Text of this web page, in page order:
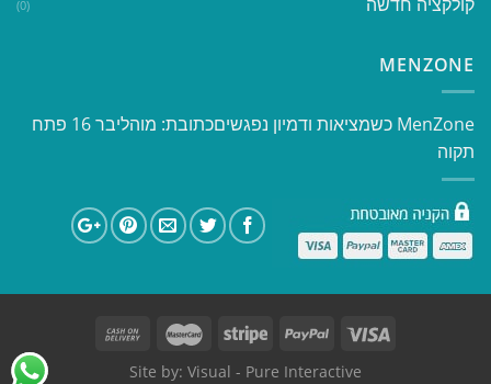
(0)
MENZONE
​​MenZone כשמציאות ודמיון נפגשים​ כתובת: מוהליבר 16 פתח
תקוה
Site by: Visual - Pure Interactive